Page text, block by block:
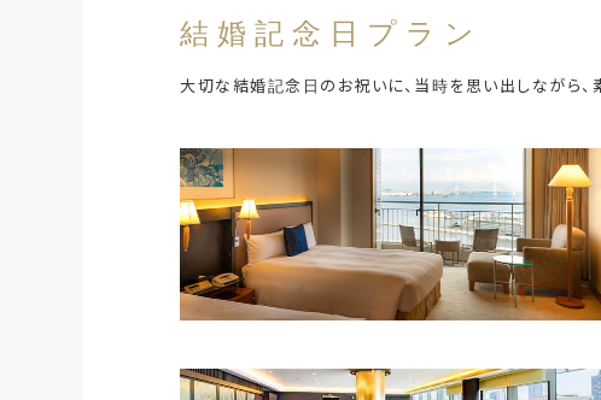
結婚記念日プラン
大切な結婚記念日のお祝いに、当時を思い出しながら、